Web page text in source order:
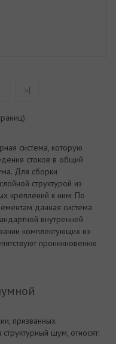
>|
система, которую
стоков в общий
Для сборки
структурой из
креплений к ним. По
данная система
внутренней
комплектующих из
проникновению
призванных
шум, относят: